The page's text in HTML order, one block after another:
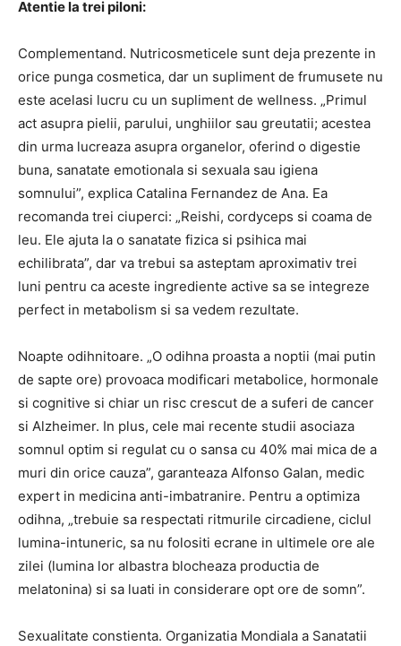
Atentie la trei piloni:
Complementand. Nutricosmeticele sunt deja prezente in
orice punga cosmetica, dar un supliment de frumusete nu
este acelasi lucru cu un supliment de wellness. „Primul
act asupra pielii, parului, unghiilor sau greutatii; acestea
din urma lucreaza asupra organelor, oferind o digestie
buna, sanatate emotionala si sexuala sau igiena
somnului”, explica Catalina Fernandez de Ana. Ea
recomanda trei ciuperci: „Reishi, cordyceps si coama de
leu. Ele ajuta la o sanatate fizica si psihica mai
echilibrata”, dar va trebui sa asteptam aproximativ trei
luni pentru ca aceste ingrediente active sa se integreze
perfect in metabolism si sa vedem rezultate.
Noapte odihnitoare. „O odihna proasta a noptii (mai putin
de sapte ore) provoaca modificari metabolice, hormonale
si cognitive si chiar un risc crescut de a suferi de cancer
si Alzheimer. In plus, cele mai recente studii asociaza
somnul optim si regulat cu o sansa cu 40% mai mica de a
muri din orice cauza”, garanteaza Alfonso Galan, medic
expert in medicina anti-imbatranire. Pentru a optimiza
odihna, „trebuie sa respectati ritmurile circadiene, ciclul
lumina-intuneric, sa nu folositi ecrane in ultimele ore ale
zilei (lumina lor albastra blocheaza productia de
melatonina) si sa luati in considerare opt ore de somn”.
Sexualitate constienta. Organizatia Mondiala a Sanatatii